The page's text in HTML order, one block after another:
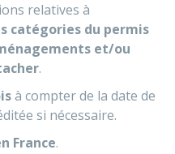
relatives à
catégories du permis
et/ou
.
à compter de la date de
si nécessaire.
France.